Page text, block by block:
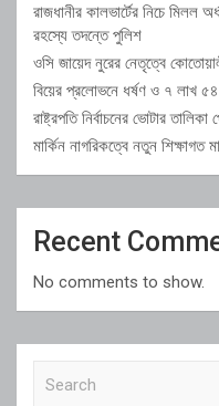
রাজধানীর কালভার্টের নিচে মিলল
রহস্যে তদন্তে পুলিশ
ওসি জায়েদ নুরের নেতৃত্বে
বিয়ের প্রলোভনে ধর্ষণ ও ৭ লাখ
রাষ্ট্রপতি নির্বাচনের ভোটার
মার্কিন নাগরিকত্বে নতুন শিক্ষাগত
Recent
No comments to show.